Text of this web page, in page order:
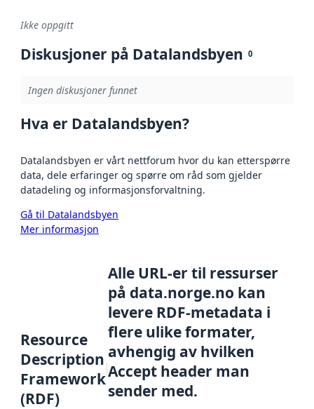
Ikke oppgitt
Diskusjoner på Datalandsbyen 0
Ingen diskusjoner funnet
Hva er Datalandsbyen?
Datalandsbyen er vårt nettforum hvor du kan etterspørre
data, dele erfaringer og spørre om råd som gjelder
datadeling og informasjonsforvaltning.
Gå til Datalandsbyen
Mer informasjon
Resource
Description
Framework
(RDF)
Alle URL-er til ressurser
på data.norge.no kan
levere RDF-metadata i
flere ulike formater,
avhengig av hvilken
Accept header man
sender med.